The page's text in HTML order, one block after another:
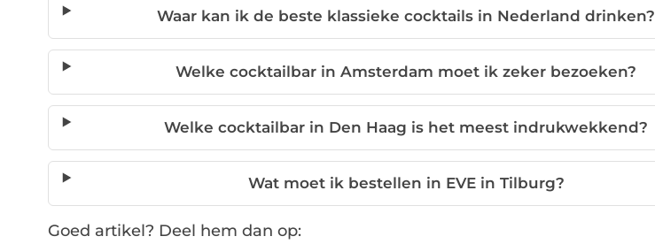
Waar kan ik de beste klassieke cocktails in Nederland drinken?
Welke cocktailbar in Amsterdam moet ik zeker bezoeken?
Welke cocktailbar in Den Haag is het meest indrukwekkend?
Wat moet ik bestellen in EVE in Tilburg?
Goed artikel? Deel hem dan op: